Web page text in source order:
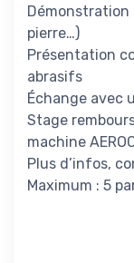
Démonstration
pierre…)
Présentation
abrasifs
Échange avec
Stage
machine
Plus d’infos,
Maximum : 5